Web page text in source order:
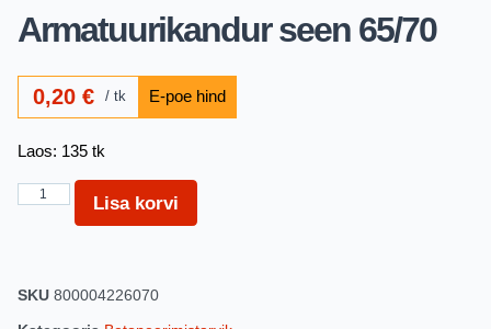
Armatuurikandur seen 65/70
0,20€ tk
Laos: 135 tk
Lisa korvi
SKU 800004226070